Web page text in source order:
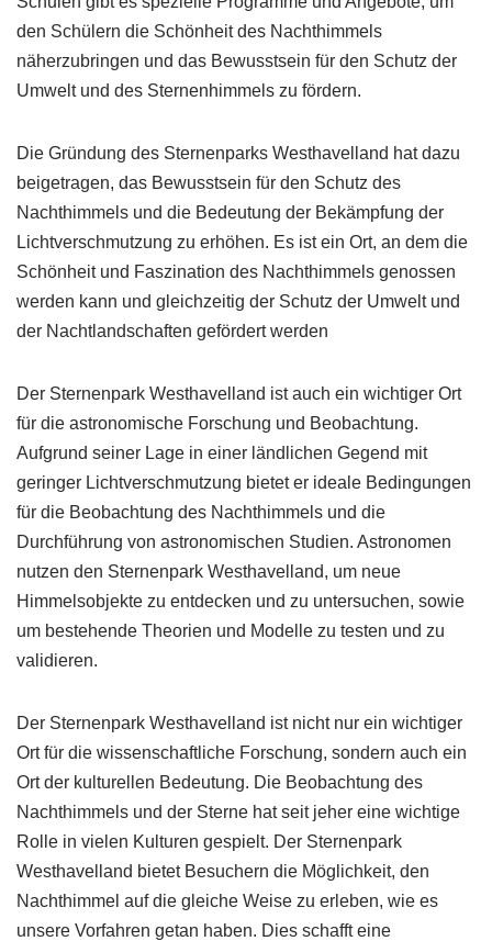
den Schülern die Schönheit des Nachthimmels
näherzubringen und das Bewusstsein für den Schutz der
Umwelt und des Sternenhimmels zu fördern.
Die Gründung des Sternenparks Westhavelland hat dazu
beigetragen, das Bewusstsein für den Schutz des
Nachthimmels und die Bedeutung der Bekämpfung der
Lichtverschmutzung zu erhöhen. Es ist ein Ort, an dem die
Schönheit und Faszination des Nachthimmels genossen
werden kann und gleichzeitig der Schutz der Umwelt und
der Nachtlandschaften gefördert werden
Der Sternenpark Westhavelland ist auch ein wichtiger Ort
für die astronomische Forschung und Beobachtung.
Aufgrund seiner Lage in einer ländlichen Gegend mit
geringer Lichtverschmutzung bietet er ideale Bedingungen
für die Beobachtung des Nachthimmels und die
Durchführung von astronomischen Studien. Astronomen
nutzen den Sternenpark Westhavelland, um neue
Himmelsobjekte zu entdecken und zu untersuchen, sowie
um bestehende Theorien und Modelle zu testen und zu
validieren.
Der Sternenpark Westhavelland ist nicht nur ein wichtiger
Ort für die wissenschaftliche Forschung, sondern auch ein
Ort der kulturellen Bedeutung. Die Beobachtung des
Nachthimmels und der Sterne hat seit jeher eine wichtige
Rolle in vielen Kulturen gespielt. Der Sternenpark
Westhavelland bietet Besuchern die Möglichkeit, den
Nachthimmel auf die gleiche Weise zu erleben, wie es
unsere Vorfahren getan haben. Dies schafft eine